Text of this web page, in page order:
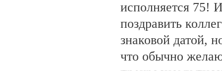
исполняется 75!
поздравить
знаковой датой,
что обычно